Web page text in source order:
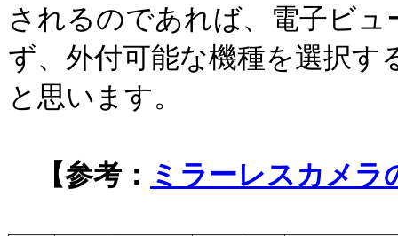
されるのであれば、電子ビ
ず、外付可能な機種を選択す
と思います。
【参考： ミラーレスカメラ